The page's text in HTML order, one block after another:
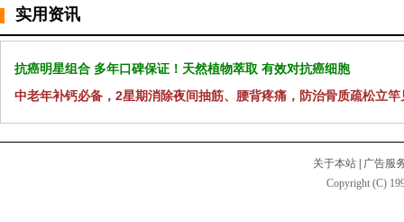
实用资讯
抗癌明星组合 多年口碑保证！天然植物萃取 有效对抗癌细胞
中老年补钙必备，2星期消除夜间抽筋、腰背疼痛，防治骨质疏松立竿
关于本站
广告服
Copyright (C)